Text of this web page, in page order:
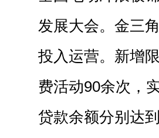
发展大会。金三
投入运营。新增
费活动90余次，
贷款余额分别达